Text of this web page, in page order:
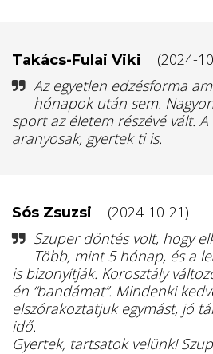
Takács-Fulai Viki
(2024-
Az egyetlen edzésforma
hónapok után sem.
sport az életem részévé vált.
aranyosak, gyertek ti is.
Sós Zsuzsi
(2024-10-21)
Szuper döntés volt, hogy
Több, mint 5 hónap, és a
is bizonyítják. Korosztály
én “bandámat”. Mindenki
elszórakoztatjuk egymást, jó
idő.
Gyertek, tartsatok velünk!